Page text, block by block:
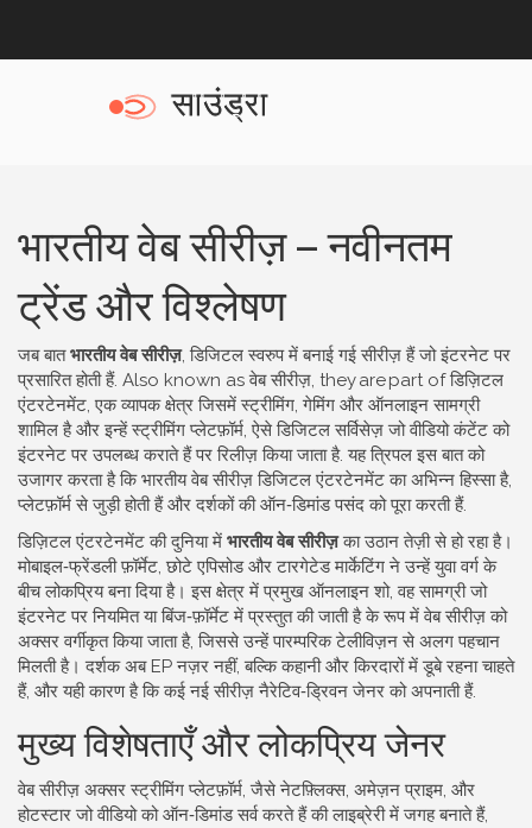
भारतीय वेब सीरीज़ – नवीनतम
ट्रेंड और विश्लेषण
जब बातभारतीय वेब सीरीज़,डिजिटल स्वरुप में बनाई गई सीरीज़ हैं जो इंटरनेट पर
प्रसारित होती हैं. Also known asवेब सीरीज़, they are part ofडिज़िटल
एंटरटेनमेंट,एक व्यापक क्षेत्र जिसमें स्ट्रीमिंग, गेमिंग और ऑनलाइन सामग्री
शामिल हैऔर इन्हेंस्ट्रीमिंग प्लेटफ़ॉर्म,ऐसे डिजिटल सर्विसेज़ जो वीडियो कंटेंट को
इंटरनेट पर उपलब्ध कराते हैंपर रिलीज़ किया जाता है. यह त्रिपल इस बात को
उजागर करता है कि भारतीय वेब सीरीज़ डिजिटल एंटरटेनमेंट का अभिन्न हिस्सा है,
प्लेटफ़ॉर्म से जुड़ी होती हैं और दर्शकों की ऑन‑डिमांड पसंद को पूरा करती हैं.
डिज़िटल एंटरटेनमेंट की दुनिया में भारतीय वेब सीरीज़का उठान तेज़ी से हो रहा है।
मोबाइल‑फ्रेंडली फ़ॉर्मेट, छोटे एपिसोड और टारगेटेड मार्केटिंग ने उन्हें युवा वर्ग के
बीच लोकप्रिय बना दिया है। इस क्षेत्र में प्रमुख ऑनलाइन शो,वह सामग्री जो
इंटरनेट पर नियमित या बिंज‑फ़ॉर्मेट में प्रस्तुत की जाती हैके रूप में वेब सीरीज़ को
अक्सर वर्गीकृत किया जाता है, जिससे उन्हें पारम्परिक टेलीविज़न से अलग पहचान
मिलती है। दर्शक अब EP नज़र नहीं, बल्कि कहानी और किरदारों में डूबे रहना चाहते
हैं, और यही कारण है कि कई नई सीरीज़ नैरेटिव‑ड्रिवन जेनर को अपनाती हैं.
मुख्य विशेषताएँ और लोकप्रिय जेनर
वेब सीरीज़ अक्सरस्ट्रीमिंग प्लेटफ़ॉर्म,जैसे नेटफ़्लिक्स, अमेज़न प्राइम, और
होटस्टार जो वीडियो को ऑन‑डिमांड सर्व करते हैंकी लाइब्रेरी में जगह बनाते हैं,